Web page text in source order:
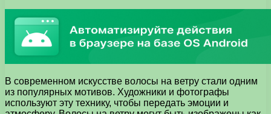
В современном искусстве волосы на ветру стали одним
из популярных мотивов. Художники и фотографы
используют эту технику, чтобы передать эмоции и